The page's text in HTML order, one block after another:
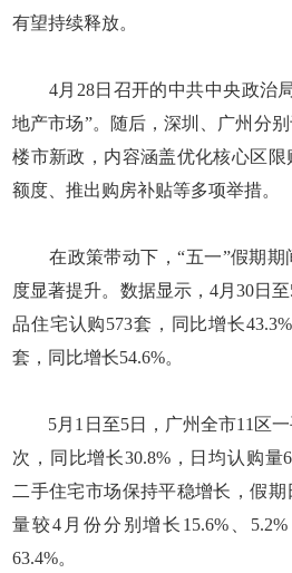
有望持续释放。
4月28日召开的中共中央政治局
地产市场”。随后，深圳、广州分
楼市新政，内容涵盖优化核心区
额度、推出购房补贴等多项举措。
在政策带动下，“五一”假期期
度显著提升。数据显示，4月30日
品住宅认购573套，同比增长
套，同比增长54.6%。
5月1日至5日，广州全市11区一
次，同比增长30.8%，日均认购量
二手住宅市场保持平稳增长，假
量较4月份分别增长15.6%、
63.4%。